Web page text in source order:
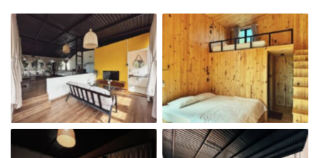
No Caption No Caption